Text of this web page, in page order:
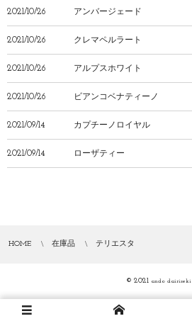
2021/10/26 アンバージェード
2021/10/26 クレマペルラート
2021/10/26 アルプスホワイト
2021/10/26 ビアンコベナティーノ
2021/09/14 カプチーノロイヤル
2021/09/14 ローザティー
HOME 在庫品 テリエスタ
© 2021 ando dairiseki